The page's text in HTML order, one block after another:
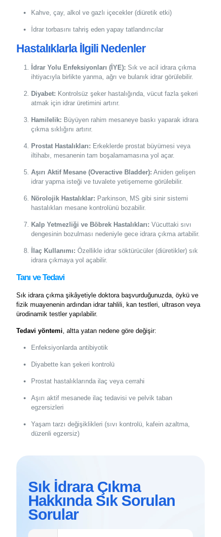
Kahve, çay, alkol ve gazlı içecekler (diüretik etki)
İdrar torbasını tahriş eden yapay tatlandırıcılar
Hastalıklarla İlgili Nedenler
İdrar Yolu Enfeksiyonları (İYE): Sık ve acil idrara çıkma
ihtiyacıyla birlikte yanma, ağrı ve bulanık idrar görülebilir.
Diyabet: Kontrolsüz şeker hastalığında, vücut fazla şekeri
atmak için idrar üretimini artırır.
Hamilelik: Büyüyen rahim mesaneye baskı yaparak idrara
çıkma sıklığını artırır.
Prostat Hastalıkları: Erkeklerde prostat büyümesi veya
iltihabı, mesanenin tam boşalamamasına yol açar.
Aşırı Aktif Mesane (Overactive Bladder): Aniden gelişen
idrar yapma isteği ve tuvalete yetişememe görülebilir.
Nörolojik Hastalıklar: Parkinson, MS gibi sinir sistemi
hastalıkları mesane kontrolünü bozabilir.
Kalp Yetmezliği ve Böbrek Hastalıkları: Vücuttaki sıvı
dengesinin bozulması nedeniyle gece idrara çıkma artabilir.
İlaç Kullanımı: Özellikle idrar söktürücüler (diüretikler) sık
idrara çıkmaya yol açabilir.
Tanı ve Tedavi
Sık idrara çıkma şikâyetiyle doktora başvurduğunuzda, öykü ve
fizik muayenenin ardından idrar tahlili, kan testleri, ultrason veya
ürodinamik testler yapılabilir.
Tedavi yöntemi , altta yatan nedene göre değişir:
Enfeksiyonlarda antibiyotik
Diyabette kan şekeri kontrolü
Prostat hastalıklarında ilaç veya cerrahi
Aşırı aktif mesanede ilaç tedavisi ve pelvik taban
egzersizleri
Yaşam tarzı değişiklikleri (sıvı kontrolü, kafein azaltma,
düzenli egzersiz)
Sık İdrara Çıkma
Hakkında Sık Sorulan
Sorular